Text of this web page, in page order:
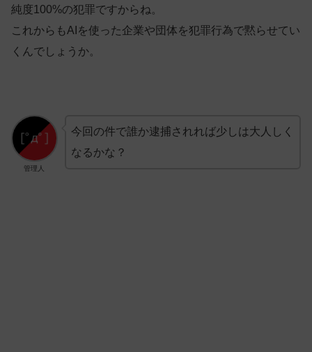
純度100%の犯罪ですからね。
これからもAIを使った企業や団体を犯罪行為で黙らせてい
くんでしょうか。
管理人
今回の件で誰か逮捕されれば少しは大人しく
なるかな？